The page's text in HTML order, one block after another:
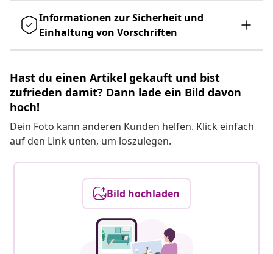
Informationen zur Sicherheit und
Einhaltung von Vorschriften
Hast du einen Artikel gekauft und bist
zufrieden damit? Dann lade ein Bild davon
hoch!
Dein Foto kann anderen Kunden helfen. Klick einfach
auf den Link unten, um loszulegen.
Bild hochladen